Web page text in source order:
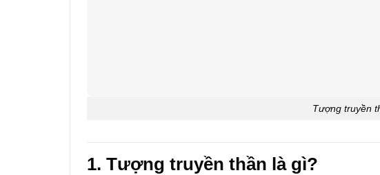
Tượng truyền
1. Tượng truyền thần là gì?